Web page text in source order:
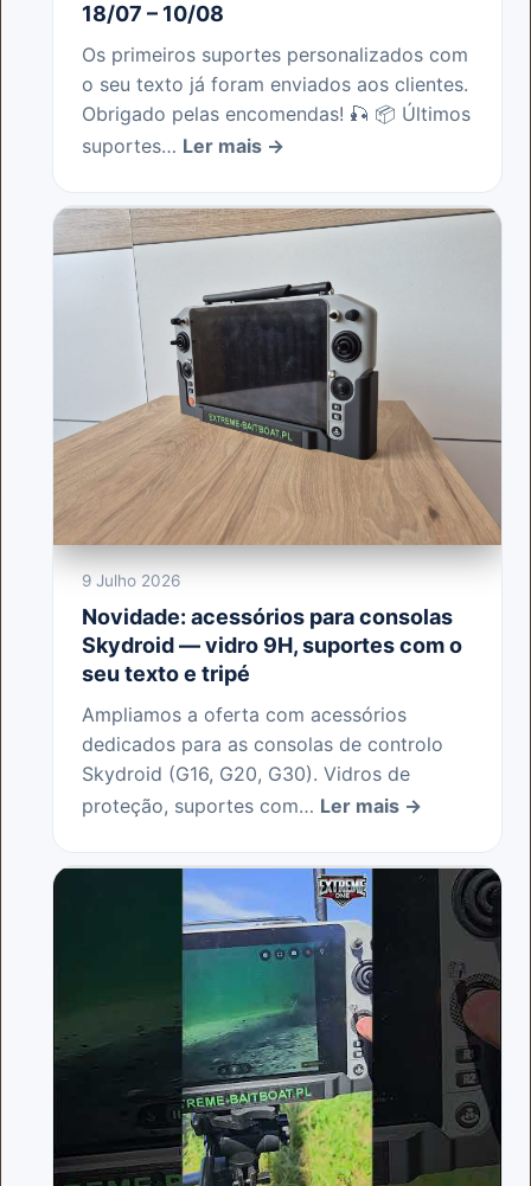
18/07 – 10/08
Os primeiros suportes personalizados com
o seu texto já foram enviados aos clientes.
Obrigado pelas encomendas! 🎣 📦 Últimos
suportes… Ler mais →
9 Julho 2026
Novidade: acessórios para consolas
Skydroid — vidro 9H, suportes com o
seu texto e tripé
Ampliamos a oferta com acessórios
dedicados para as consolas de controlo
Skydroid (G16, G20, G30). Vidros de
proteção, suportes com… Ler mais →